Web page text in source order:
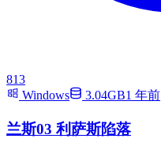
813
Windows
3.04GB1 年前
兰斯03 利萨斯陷落